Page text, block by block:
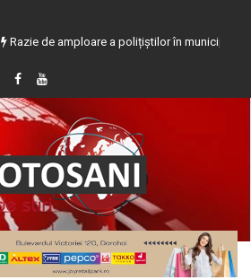
Razie de amploare a polițiștilor în municipiul